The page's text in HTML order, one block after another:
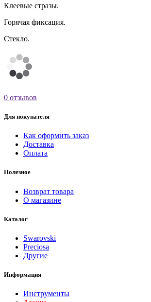
Клеевые стразы.
Горячая фиксация.
Стекло.
0 отзывов
Для покупателя
Как оформить заказ
Доставка
Оплата
Полезное
Возврат товара
О магазине
Каталог
Swarovski
Preciosa
Другие
Информация
Инструменты